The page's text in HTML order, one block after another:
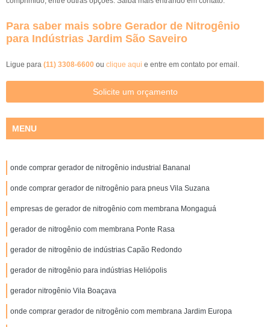
Para saber mais sobre Gerador de Nitrogênio
para Indústrias Jardim São Saveiro
Ligue para (11) 3308-6600 ou clique aqui e entre em contato por email.
Solicite um orçamento
MENU
onde comprar gerador de nitrogênio industrial Bananal
onde comprar gerador de nitrogênio para pneus Vila Suzana
empresas de gerador de nitrogênio com membrana Mongaguá
gerador de nitrogênio com membrana Ponte Rasa
gerador de nitrogênio de indústrias Capão Redondo
gerador de nitrogênio para indústrias Heliópolis
gerador nitrogênio Vila Boaçava
onde comprar gerador de nitrogênio com membrana Jardim Europa